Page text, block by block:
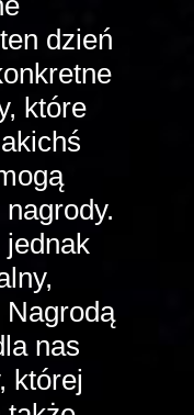
dzień
które
jednak
nas
której